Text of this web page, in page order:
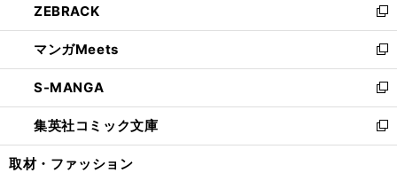
く
で
開
く
ド
ウ
で
開
く
ィ
ン
ド
ウ
で
開
く
い
ウ
ィ
ン
ド
ウ
で
開
ZEBRACK
新
し
い
ウ
ィ
ン
ド
ウ
マンガMeets
新
し
い
ウ
ィ
ン
S-MANGA
新
し
い
ウ
集英社コミック文庫
新
し
取材・ファッション